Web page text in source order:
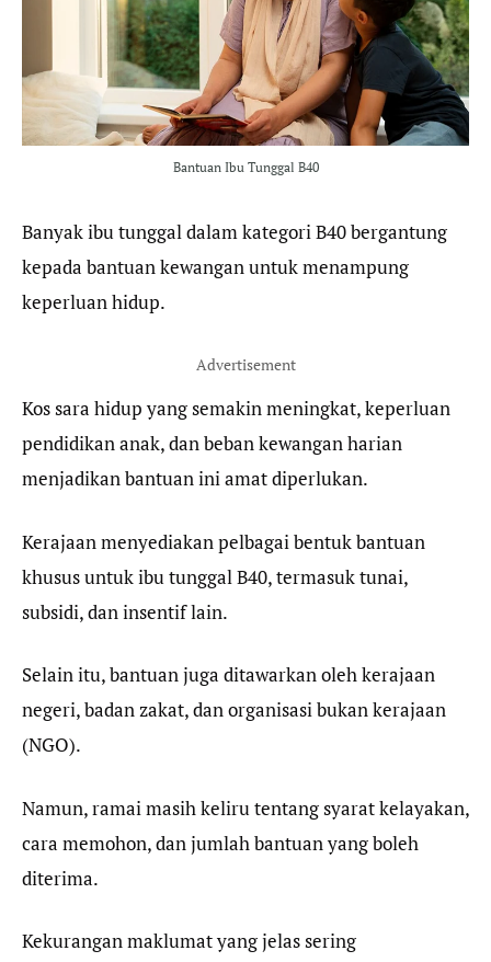
o
k
r
a
m
p
p
Bantuan Ibu Tunggal B40
Banyak ibu tunggal dalam kategori B40 bergantung
kepada bantuan kewangan untuk menampung
keperluan hidup.
Advertisement
Kos sara hidup yang semakin meningkat, keperluan
pendidikan anak, dan beban kewangan harian
menjadikan bantuan ini amat diperlukan.
Kerajaan menyediakan pelbagai bentuk bantuan
khusus untuk ibu tunggal B40, termasuk tunai,
subsidi, dan insentif lain.
Selain itu, bantuan juga ditawarkan oleh kerajaan
negeri, badan zakat, dan organisasi bukan kerajaan
(NGO).
Namun, ramai masih keliru tentang syarat kelayakan,
cara memohon, dan jumlah bantuan yang boleh
diterima.
Kekurangan maklumat yang jelas sering